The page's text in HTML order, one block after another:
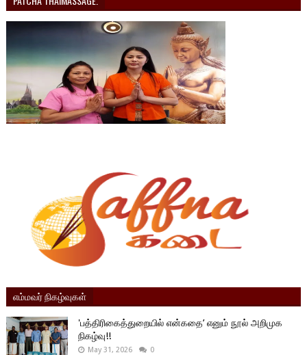
எம்மவர் நிகழ்வுகள்
'பத்திரிகைத்துறையில் என்கதை’ எனும் நூல் அறிமுக
நிகழ்வு!!
May 31, 2026 0